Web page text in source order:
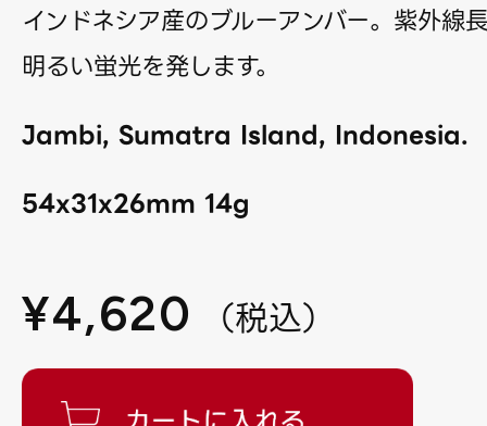
インドネシア産のブルーアンバー。紫外線
明るい蛍光を発します。
Jambi, Sumatra Island, Indonesia.
54x31x26mm 14g
¥4,620 （税込）